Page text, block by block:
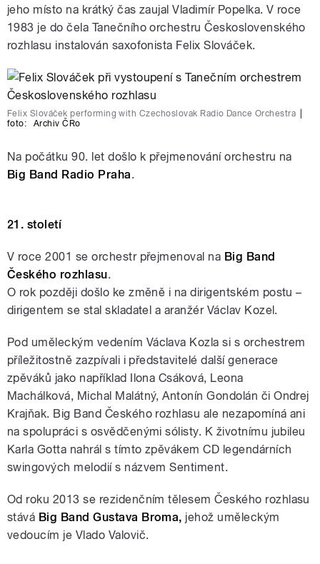
jeho místo na krátký čas zaujal Vladimír Popelka. V roce
1983 je do čela Tanečního orchestru Československého
rozhlasu instalován saxofonista Felix Slováček.
Felix Slováček performing with Czechoslovak Radio Dance Orchestra
foto:
Archiv ČRo
Na počátku 90. let došlo k přejmenování orchestru na
Big Band Radio Praha.
21. století
V roce 2001 se orchestr přejmenoval na Big Band
Českého rozhlasu.
O rok později došlo ke změně i na dirigentském postu –
dirigentem se stal skladatel a aranžér Václav Kozel.
Pod uměleckým vedením Václava Kozla si s orchestrem
příležitostně zazpívali i představitelé další generace
zpěváků jako například Ilona Csáková, Leona
Machálková, Michal Malátný, Antonín Gondolán či Ondrej
Krajňak. Big Band Českého rozhlasu ale nezapomíná ani
na spolupráci s osvědčenými sólisty. K životnímu jubileu
Karla Gotta nahrál s tímto zpěvákem CD legendárních
swingových melodií s názvem Sentiment.
Od roku 2013 se rezidenčním tělesem Českého rozhlasu
stává Big Band Gustava Broma, jehož uměleckým
vedoucím je Vlado Valovič.